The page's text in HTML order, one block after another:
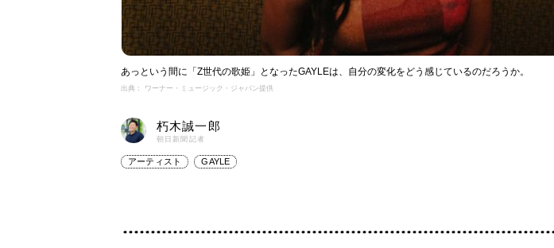
あっという間に「Z世代の歌姫」となったGAYLEは、自分の変化をどう感じているのだろうか。
出典： ワーナー・ミュージック・ジャパン提供
朽木誠一郎
朝日新聞記者
アーティスト GAYLE